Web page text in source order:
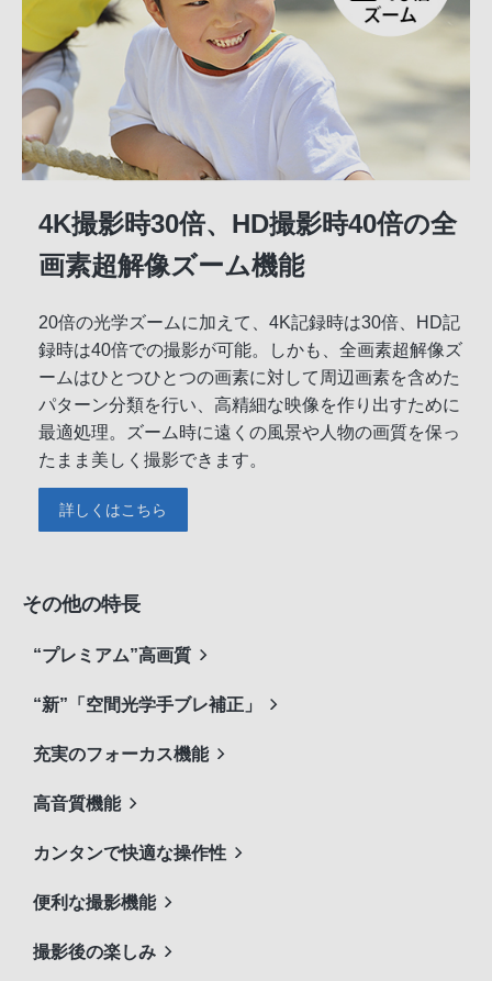
4K撮影時30倍、HD撮影時40倍の全
画素超解像ズーム機能
20倍の光学ズームに加えて、4K記録時は30倍、HD記
録時は40倍での撮影が可能。しかも、全画素超解像ズ
ームはひとつひとつの画素に対して周辺画素を含めた
パターン分類を行い、高精細な映像を作り出すために
最適処理。ズーム時に遠くの風景や人物の画質を保っ
たまま美しく撮影できます。
詳しくはこちら
その他の特長
“プレミアム”高画質
“新”「空間光学手ブレ補正」
充実のフォーカス機能
高音質機能
カンタンで快適な操作性
便利な撮影機能
撮影後の楽しみ